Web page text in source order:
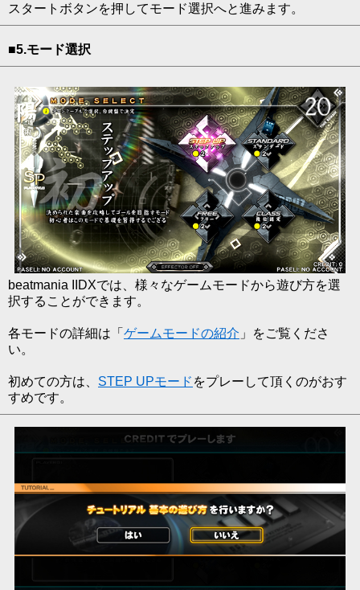
スタートボタンを押してモード選択へと進みます。
■5.モード選択
beatmania IIDXでは、様々なゲームモードから遊び方を選
択することができます。
各モードの詳細は「 ゲームモードの紹介 」をご覧くださ
い。
初めての方は、 STEP UPモード をプレーして頂くのがおす
すめです。